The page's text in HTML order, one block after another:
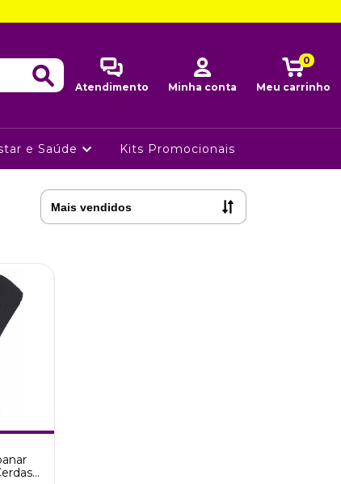
Atendimento Minha conta Meu carrinho
0
e Saúde Kits Promocionais